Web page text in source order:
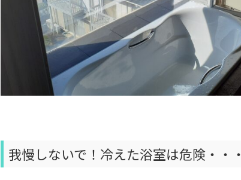
我慢しないで！冷えた浴室は危険・・・